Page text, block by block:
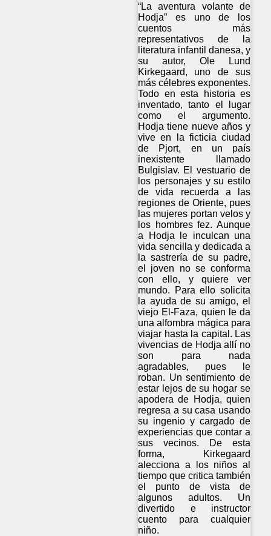
“La aventura volante de
Hodja” es uno de los
cuentos más
representativos de la
literatura infantil danesa, y
su autor, Ole Lund
Kirkegaard, uno de sus
más célebres exponentes.
Todo en esta historia es
inventado, tanto el lugar
como el argumento.
Hodja tiene nueve años y
vive en la ficticia ciudad
de Pjort, en un país
inexistente llamado
Bulgislav. El vestuario de
los personajes y su estilo
de vida recuerda a las
regiones de Oriente, pues
las mujeres portan velos y
los hombres fez. Aunque
a Hodja le inculcan una
vida sencilla y dedicada a
la sastrería de su padre,
el joven no se conforma
con ello, y quiere ver
mundo. Para ello solicita
la ayuda de su amigo, el
viejo El-Faza, quien le da
una alfombra mágica para
viajar hasta la capital. Las
vivencias de Hodja allí no
son para nada
agradables, pues le
roban. Un sentimiento de
estar lejos de su hogar se
apodera de Hodja, quien
regresa a su casa usando
su ingenio y cargado de
experiencias que contar a
sus vecinos. De esta
forma, Kirkegaard
alecciona a los niños al
tiempo que critica también
el punto de vista de
algunos adultos. Un
divertido e instructor
cuento para cualquier
niño.